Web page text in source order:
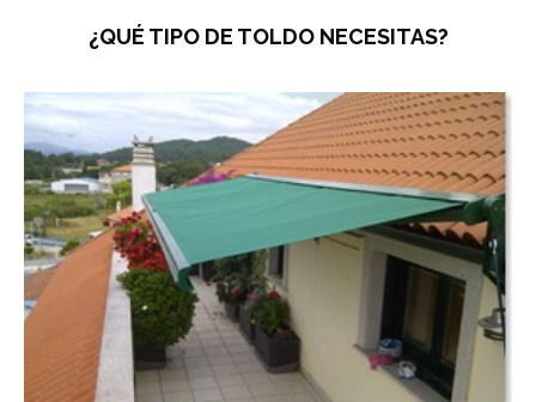
¿QUÉ TIPO DE TOLDO NECESITAS?